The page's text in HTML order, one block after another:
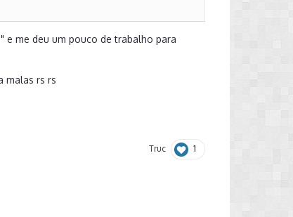
caso sendo de 61 libras. Anghinoni'82
e me deu um pouco de trabalho para
malas rs rs
Truc 1